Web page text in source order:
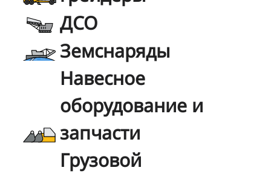
ДСО
Земснаряды
Навесное
оборудование и
запчасти
Грузовой